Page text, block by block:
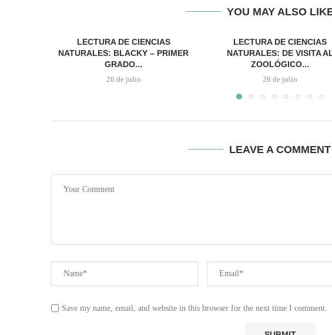
YOU MAY ALSO
LECTURA DE CIENCIAS
NATURALES: BLACKY – PRIMER
GRADO...
26 de julio
LECTURA DE CIENCIAS
NATURALES: DE VISITA
ZOOLÓGICO...
26 de julio
LEAVE A COMMENT
Save my name, email, and website in this browser for the next time I comment.